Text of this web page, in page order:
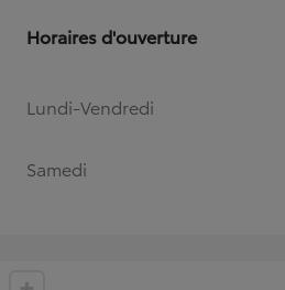
Horaires d'ouverture
Lundi-Vendredi
Samedi